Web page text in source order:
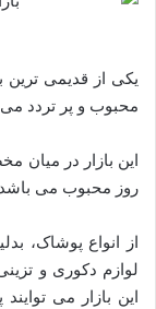
یکی از قدیمی ترین
محبوب و پر تردد
این بازار در میان
روز محبوب می
از انواع پوشاک،
لوازم دکوری و
این بازار می